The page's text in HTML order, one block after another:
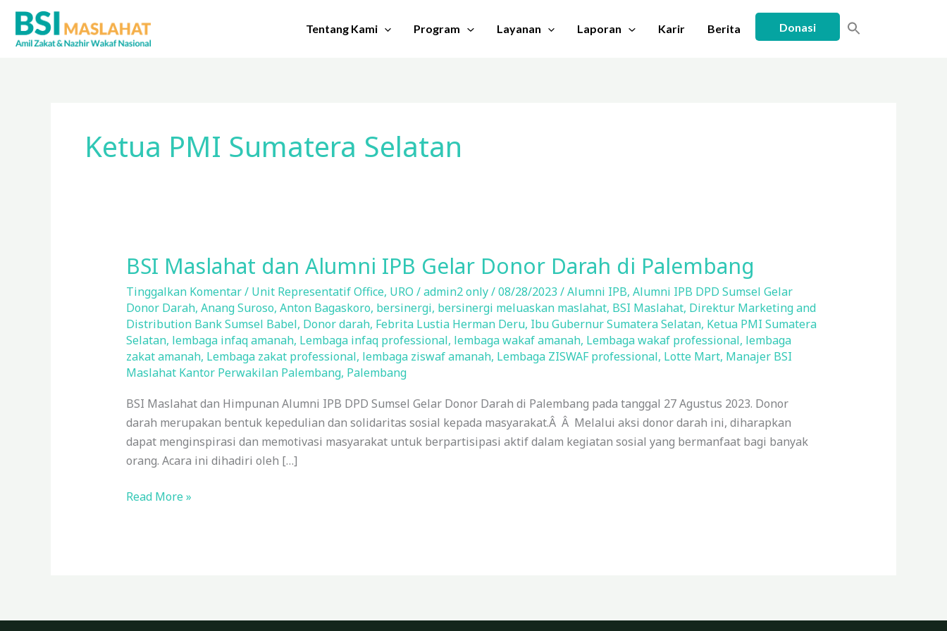
Lewati
konten
Tentang Kami Program Layanan Laporan Karir Berita Donasi
Ketua PMI Sumatera Selatan
BSI Maslahat dan Alumni IPB Gelar Donor Darah di Palembang
Tinggalkan Komentar/ Unit Representatif Office, URO /admin2 only/08/28/2023 /Alumni IPB, Alumni IPB DPD Sumsel Gelar
Donor Darah, Anang Suroso, Anton Bagaskoro, bersinergi, bersinergi meluaskan maslahat, BSI Maslahat, Direktur Marketing and
Distribution Bank Sumsel Babel, Donor darah, Febrita Lustia Herman Deru, Ibu Gubernur Sumatera Selatan, Ketua PMI Sumatera
Selatan, lembaga infaq amanah, Lembaga infaq professional, lembaga wakaf amanah, Lembaga wakaf professional, lembaga
zakat amanah, Lembaga zakat professional, lembaga ziswaf amanah, Lembaga ZISWAF professional, Lotte Mart, Manajer BSI
Maslahat Kantor Perwakilan Palembang, Palembang
BSI Maslahat dan Himpunan Alumni IPB DPD Sumsel Gelar Donor Darah di Palembang pada tanggal 27 Agustus 2023. Donor
darah merupakan bentuk kepedulian dan solidaritas sosial kepada masyarakat.Â Â Melalui aksi donor darah ini, diharapkan
dapat menginspirasi dan memotivasi masyarakat untuk berpartisipasi aktif dalam kegiatan sosial yang bermanfaat bagi banyak
orang. Acara ini dihadiri oleh […]
BSI
dan
Alumni
IPB
Gelar
Donor
di
Palembang
Read More »